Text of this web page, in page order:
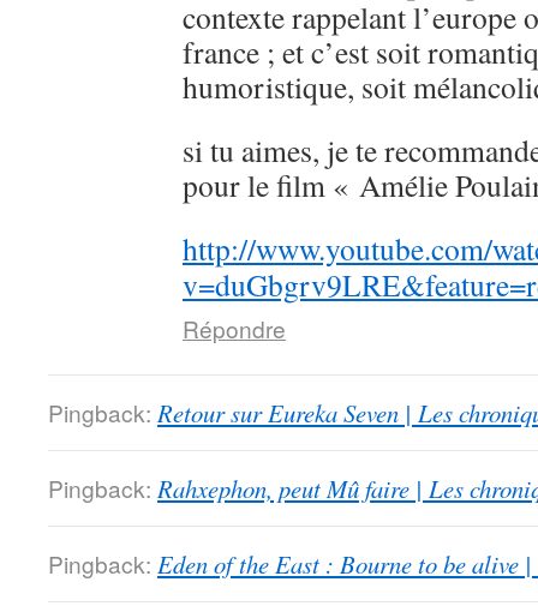
contexte rappelant l’europe
france ; et c’est soit
humoristique, soit
si tu aimes, je te
pour le film « Amélie
http://www.youtube.com/
Répondre
Pingback: Retour sur Eureka Seven | Les
Pingback: Rahxephon, peut Mû faire | Les
Pingback: Eden of the East : Bourne to be alive